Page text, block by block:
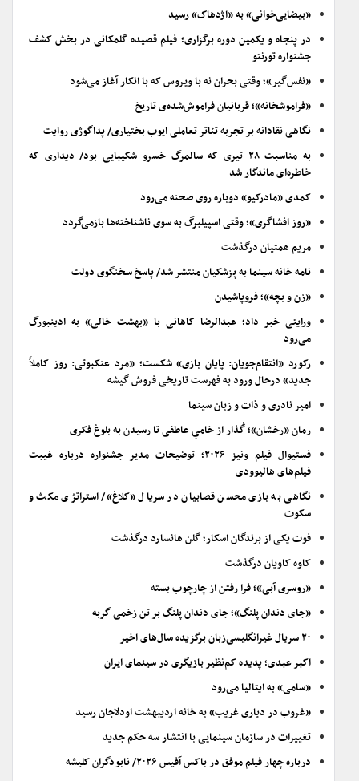
«بیضایی‌خوانی» به «اژدهاک» رسید
در پنجاه و یکمین دوره برگزاری؛ فیلم قصیده گلمکانی در بخش کشف
جشنواره تورنتو
«نفس‌گیر»؛ وقتی بحران نه با ویروس که با انکار آغاز می‌شود
«فراموشخانه»؛ قربانیان فراموش‌شده‌ی تاریخ
نگاهی نقادانه بر تجربه تئاتر تعاملی ایوب بختیاری/ پداگوژی روایت
به مناسبت ۲۸ تیری که سالمرگ خسرو شکیبایی بود/ دیداری که
خاطره‌ای ماندگار شد
کمدی «مادرکیو» دوباره روی صحنه می‌رود
«روز افشاگری»؛ وقتی اسپیلبرگ به سوی ناشناخته‌ها بازمی‌گردد
مریم همتیان درگذشت
نامه خانه سینما به پزشکیان منتشر شد/ پاسخ سخنگوی دولت
«زن و بچه»؛ فروپاشیدن
ورایتی خبر داد؛ عبدالرضا کاهانی با «بهشت خالی» به ادینبورگ
می‌رود
رکورد «انتقام‌جویان: پایان بازی» شکست؛ «مرد عنکبوتی: روز کاملاً
جدید» درحال ورود به فهرست تاریخی فروش گیشه
امیر نادری و ذات و زبان سینما
رمان «رخشان»؛ گُذار از خامیِ عاطفی تا رسیدن به بلوغ فکری
فستیوال فیلم ونیز ۲۰۲۶؛ توضیحات مدیر جشنواره درباره غیبت
فیلم‌های هالیوودی
نگاهی به بازی محسن قصابیان در سریال «کلاغ»/ استراتژی مکث و
سکوت
فوت یکی از برندگان اسکار؛ گلن هانسارد درگذشت
کاوه کاویان درگذشت
«روسری آبی»؛ فرا رفتن از چارچوب بسته
«جای دندان پلنگ»؛ جای دندان پلنگ بر تن زخمی گربه
۲۰ سریال غیرانگلیسی‌زبان برگزیده سال‌های اخیر
اکبر عبدی؛ پدیده کم‌نظیر بازیگری در سینمای ایران
«سامی» به ایتالیا می‌رود
«غروب در دیاری غریب» به خانه اردیبهشت اودلاجان رسید
تغییرات در سازمان سینمایی با انتشار سه حکم جدید
درباره چهار فیلم موفق در باکس آفیس ۲۰۲۶/ نابودگران کلیشه